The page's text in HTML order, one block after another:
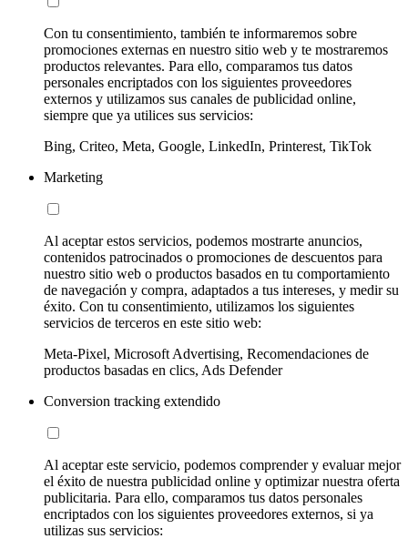
Con tu consentimiento, también te informaremos sobre
promociones externas en nuestro sitio web y te mostraremos
productos relevantes. Para ello, comparamos tus datos
personales encriptados con los siguientes proveedores
externos y utilizamos sus canales de publicidad online,
siempre que ya utilices sus servicios:
Bing, Criteo, Meta, Google, LinkedIn, Printerest, TikTok
Marketing
Al aceptar estos servicios, podemos mostrarte anuncios,
contenidos patrocinados o promociones de descuentos para
nuestro sitio web o productos basados en tu comportamiento
de navegación y compra, adaptados a tus intereses, y medir su
éxito. Con tu consentimiento, utilizamos los siguientes
servicios de terceros en este sitio web:
Meta-Pixel, Microsoft Advertising, Recomendaciones de
productos basadas en clics, Ads Defender
Conversion tracking extendido
Al aceptar este servicio, podemos comprender y evaluar mejor
el éxito de nuestra publicidad online y optimizar nuestra oferta
publicitaria. Para ello, comparamos tus datos personales
encriptados con los siguientes proveedores externos, si ya
utilizas sus servicios: